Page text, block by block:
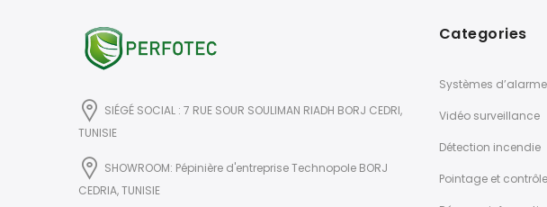
SIÉGÉ SOCIAL : 7 RUE SOUR SOULIMAN RIADH BORJ CEDRI,
TUNISIE
SHOWROOM: Pépinière d'entreprise Technopole BORJ
CEDRIA, TUNISIE
Categories
Systèmes d’alarme
Vidéo surveillance
Détection incendie
Pointage et